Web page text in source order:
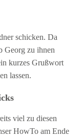
schicken. Da
Georg zu ihnen
kurzes Grußwort
lassen.
viel zu diesen
HowTo am Ende